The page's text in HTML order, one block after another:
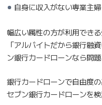
自身に収入がない専業主
幅広い属性の方が利用でき
「アルバイトだから銀行融
ン銀行カードローンなら問題
銀行カードローンで自由度
セブン銀行カードローンを